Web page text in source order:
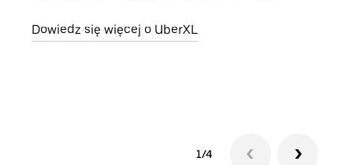
Dowiedz się więcej o UberXL
1/4